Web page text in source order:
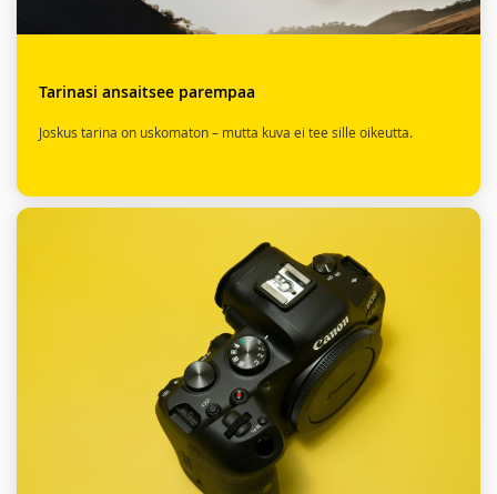
Tarinasi ansaitsee parempaa
Joskus tarina on uskomaton – mutta kuva ei tee sille oikeutta.